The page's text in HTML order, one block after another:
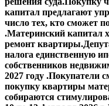
капитал предлагают
число тех, кто сможет
.Материнский капитал
ремонт квартиры.
налога единственную
собственников
2027 году .Покупатели
покупку квартиры
собираются